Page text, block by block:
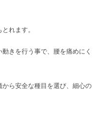
れます。
きを行う事で、腰を痛めにく
ら安全な種目を選び、細心の